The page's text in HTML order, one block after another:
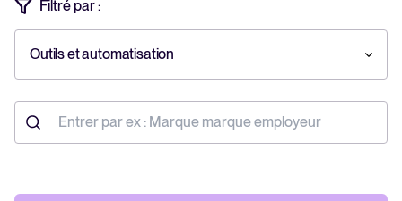
Tellent Recruitee
EN VEDETTE
Filtré par :
Outils et automatisation